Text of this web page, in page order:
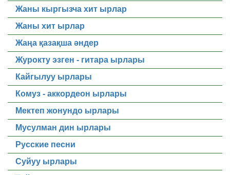
Жаны кыргызча хит ырлар
Жаны хит ырлар
Жаңа қазақша әндер
Журокту эзген - гитара ырлары
Кайгылуу ырлары
Комуз - аккордеон ырлары
Мектеп жонундо ырлары
Мусулман дин ырлары
Русские песни
Суйуу ырлары